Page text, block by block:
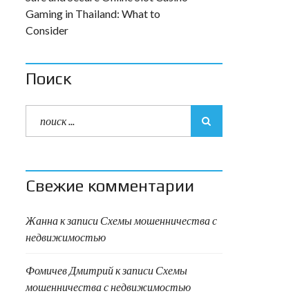
Gaming in Thailand: What to
Consider
Поиск
Свежие комментарии
Жаннак записи Схемы мошенничества с
недвижимостью
Фомичев Дмитрийк записи Схемы
мошенничества с недвижимостью